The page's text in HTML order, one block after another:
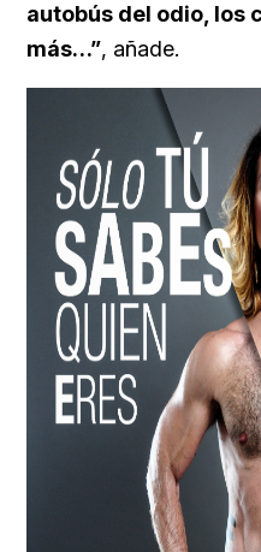
autobús del odio, los
más…”, añade.